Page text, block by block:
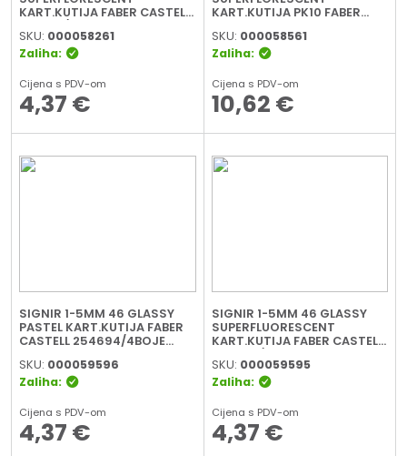
KART.KUTIJA FABER CASTELL
SKU: 000058261
Zaliha:
Cijena s PDV-om
4,37 €
KART.KUTIJA PK10 FABER
SKU: 000058561
Zaliha:
Cijena s PDV-om
10,62 €
SIGNIR 1-5MM 46 GLASSY
PASTEL KART.KUTIJA FABER
CASTELL 254694/4BOJE
SKU: 000059596
Zaliha:
Cijena s PDV-om
4,37 €
SIGNIR 1-5MM 46 GLASSY
SUPERFLUORESCENT
KART.KUTIJA FABER CASTELL
SKU: 000059595
Zaliha:
Cijena s PDV-om
4,37 €